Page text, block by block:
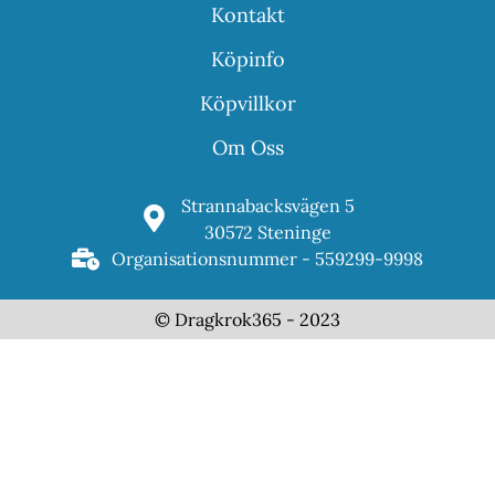
Kontakt
Köpinfo
Köpvillkor
Om Oss
Strannabacksvägen 5
30572 Steninge
Organisationsnummer - 559299-9998
© Dragkrok365 - 2023